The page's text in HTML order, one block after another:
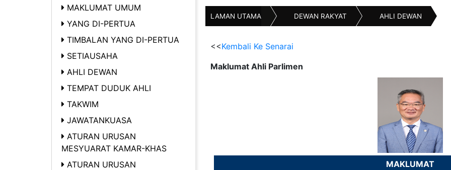
LAMAN UTAMA DEWAN RAKYAT AHLI DEWAN
<<Kembali Ke Senarai
Maklumat Ahli Parlimen
MAKLUMAT
MAKLUMAT UMUM
YANG DI-PERTUA
TIMBALAN YANG DI-PERTUA
SETIAUSAHA
AHLI DEWAN
TEMPAT DUDUK AHLI
TAKWIM
JAWATANKUASA
ATURAN URUSAN
MESYUARAT KAMAR-KHAS
ATURAN URUSAN